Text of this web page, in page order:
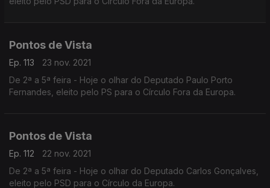
Pontos de Vista
Ep. 113
23 nov. 2021
De 2ª a 5ª feira - Hoje o olhar do Deputado Paulo Porto
Fernandes, eleito pelo PS para o Círculo Fora da Europa.
Pontos de Vista
Ep. 112
22 nov. 2021
De 2ª a 5ª feira - Hoje o olhar do Deputado Carlos Gonçalves,
eleito pelo PSD para o Círculo da Europa.